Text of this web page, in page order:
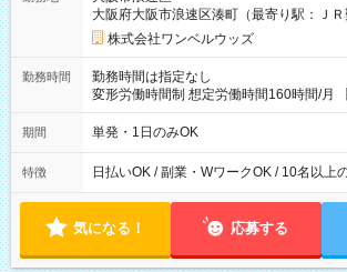
大阪府大阪市浪速区湊町（最寄り駅：ＪＲ
株式会社ワンベルウッズ
勤務時間
勤務時間は指定なし
変形労働時間制 想定労働時間160時間/月 【シフト例】 ・10：
00～20：00
期間 単発・1日のみOK
特徴 日払いOK / 副業・WワークOK / 10名以上
気になる！ 応募する